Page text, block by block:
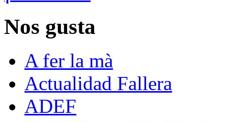
Nos gusta
A fer la mà
Actualidad Fallera
ADEF